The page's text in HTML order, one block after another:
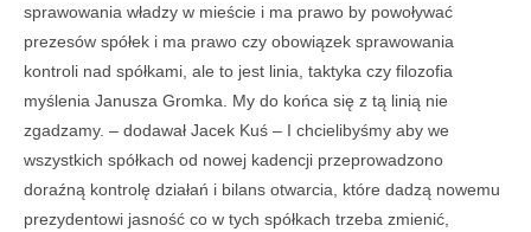
sprawowania władzy w mieście i ma prawo by powoływać
prezesów spółek i ma prawo czy obowiązek sprawowania
kontroli nad spółkami, ale to jest linia, taktyka czy filozofia
myślenia Janusza Gromka. My do końca się z tą linią nie
zgadzamy. – dodawał Jacek Kuś – I chcielibyśmy aby we
wszystkich spółkach od nowej kadencji przeprowadzono
doraźną kontrolę działań i bilans otwarcia, które dadzą nowemu
prezydentowi jasność co w tych spółkach trzeba zmienić,